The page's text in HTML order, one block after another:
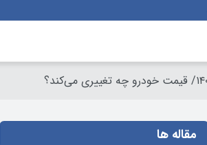
مقاله ها